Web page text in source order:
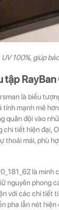
100%, giúp
tập
là biểu
tính mạnh mẽ
quân đội vào
chi tiết hiện đại,
thoải mái, phù
là minh
nguyên phong
với các chi tiết
pha lẫn nét hiện